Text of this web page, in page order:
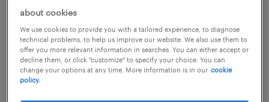
金属・非金属の組立・部品加工、マシンオ
ペレーター、その他（製造）、仕分け・ピ
ッキング・梱包
千葉県東金市, 千葉県
about cookies
We use cookies to provide you with a tailored experience, to diagnose
technical problems, to help us improve our website. We also use them to
offer you more relevant information in searches. You can either accept or
decline them, or click "customize" to specify your choice. You can
change your options at any time. More information is in our cookie
policy.